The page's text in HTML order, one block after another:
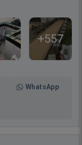
+557
WhatsApp